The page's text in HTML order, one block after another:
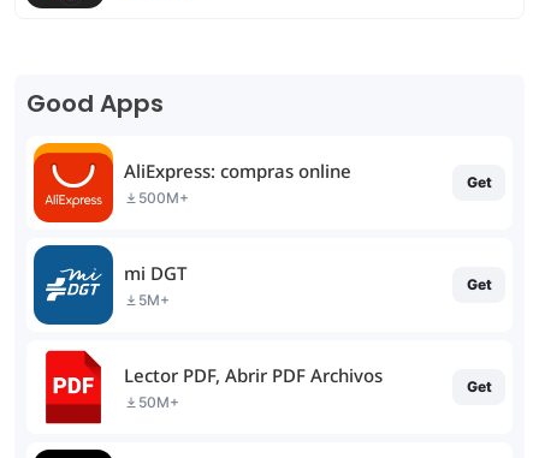
Good Apps
AliExpress: compras online
500M+
Get
mi DGT
5M+
Get
Lector PDF, Abrir PDF Archivos
50M+
Get